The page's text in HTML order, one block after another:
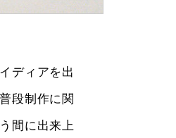
ディアを出
段制作に関
間に出来上